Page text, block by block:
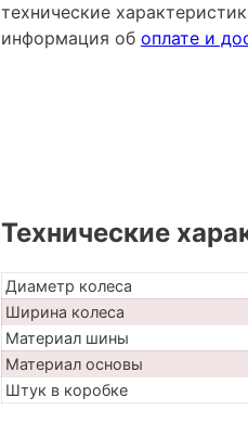
технические
информация об оплате и
Технические
Диаметр колеса
Ширина колеса
Материал шины
Материал основы
Штук в коробке